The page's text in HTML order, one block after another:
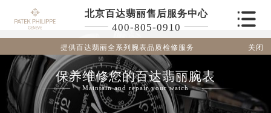
北京百达翡丽售后服务中心
400-805-0910
提供百达翡丽全系列腕表品质检修服务 关闭
保养维修您的百达翡丽腕表
Maintain and repair your watch